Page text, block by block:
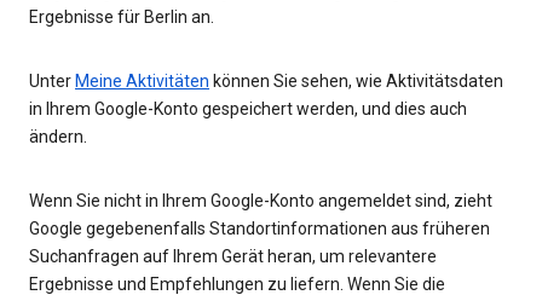
Ergebnisse für Berlin an.
UnterMeine Aktivitäten können Sie sehen, wie Aktivitätsdaten
in Ihrem Google-Konto gespeichert werden, und dies auch
ändern.
Wenn Sie nicht in Ihrem Google-Konto angemeldet sind, zieht
Google gegebenenfalls Standortinformationen aus früheren
Suchanfragen auf Ihrem Gerät heran, um relevantere
Ergebnisse und Empfehlungen zu liefern. Wenn Sie die